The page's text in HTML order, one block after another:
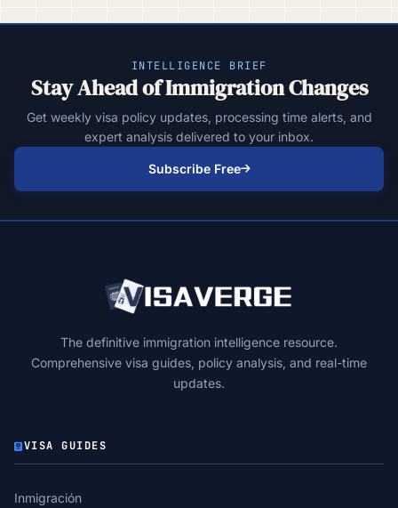
INTELLIGENCE BRIEF
Stay Ahead of Immigration Changes
Get weekly visa policy updates, processing time alerts, and
expert analysis delivered to your inbox.
Subscribe Free
The definitive immigration intelligence resource.
Comprehensive visa guides, policy analysis, and real-time
updates.
VISA GUIDES
Inmigración